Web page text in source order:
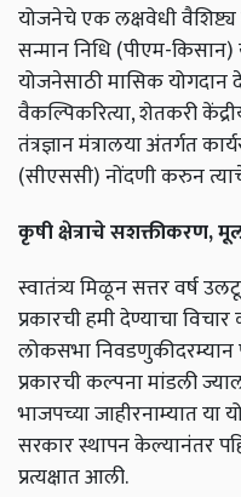
योजनेचे एक लक्षवेधी वैशिष्ट्य
सन्मान निधि (पीएम-
योजनेसाठी मासिक योगदान
वैकल्पिकरित्या, शेतकरी
तंत्रज्ञान मंत्रालया अंतर्गत
(सीएससी) नोंदणी करुन
कृषी क्षेत्राचे सशक्तीकरण,
स्वातंत्र्य मिळून सत्तर वर्ष
प्रकारची हमी देण्याचा
लोकसभा निवडणुकीदरम्यान
प्रकारची कल्पना मांडली
भाजपच्या जाहीरनाम्यात
सरकार स्थापन केल्यानंतर
प्रत्यक्षात आली.